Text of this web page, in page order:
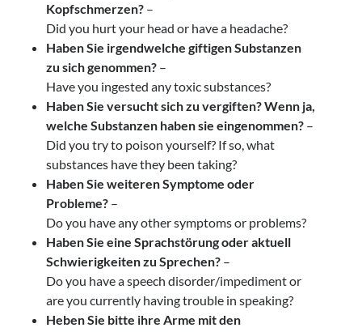
Kopfschmerzen? –
Did you hurt your head or have a headache?
Haben Sie irgendwelche giftigen Substanzen
zu sich genommen? –
Have you ingested any toxic substances?
Haben Sie versucht sich zu vergiften?Wenn ja,
welche Substanzen haben sie eingenommen? –
Did you try to poison yourself? If so, what
substances have they been taking?
Haben Sie weiteren Symptome oder
Probleme? –
Do you have any other symptoms or problems?
Haben Sie eine Sprachstörung oder aktuell
Schwierigkeiten zu Sprechen? –
Do you have a speech disorder/impediment or
are you currently having trouble in speaking?
Heben Sie bitte ihre Arme mit den